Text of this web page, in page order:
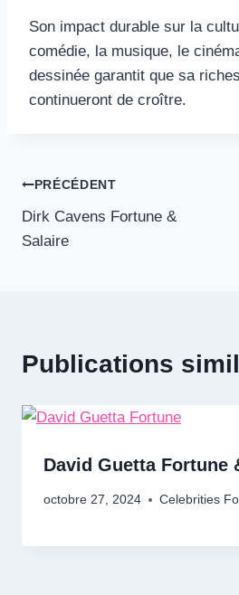
Son impact durable sur la
comédie, la musique, le
dessinée garantit que sa
continueront de croître.
Navigation
de
PRÉCÉDENT
Dirk Cavens Fortune &
Salaire
Publications
David Guetta Fortune
octobre 27, 2024 Celebrities